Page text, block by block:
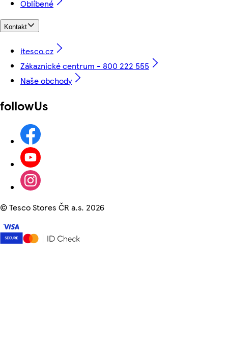
Oblíbené
Kontakt
itesco.cz
Zákaznické centrum - 800 222 555
Naše obchody
followUs
©Tesco Stores ČR a.s. 2026